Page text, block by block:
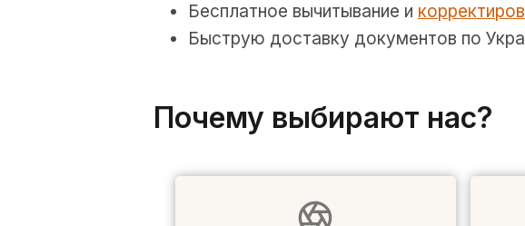
Бесплатное вычитывание и
Быструю доставку документов по
Почему выбирают нас?